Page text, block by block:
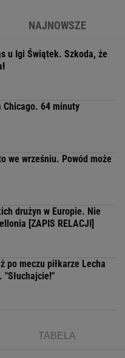
NAJNOWSZE
u Igi Świątek. Szkoda, że
Chicago. 64 minuty
we wrześniu. Powód może
drużyn w Europie. Nie
[ZAPIS RELACJI]
po meczu piłkarze Lecha
"Słuchajcie!"
TABELA